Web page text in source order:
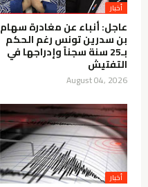
أخبار
عاجل: أنباء عن مغادرة سهام
بن سدرين تونس رغم الحكم
بـ25 سنة سجناً وإدراجها في
التفتيش
August 04, 2026
أخبار